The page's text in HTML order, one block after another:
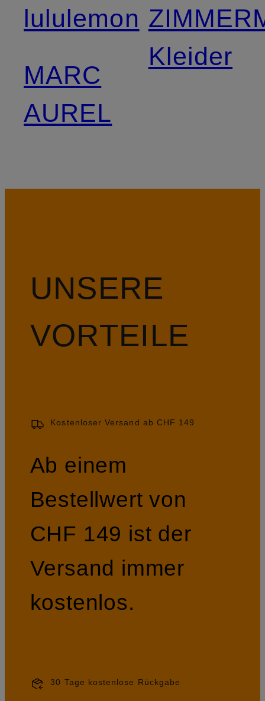
lululemon
MARC
AUREL
Kleider
UNSERE
VORTEILE
Kostenloser Versand ab CHF 149
Ab einem
Bestellwert von
CHF 149 ist der
Versand immer
kostenlos.
30 Tage kostenlose Rückgabe